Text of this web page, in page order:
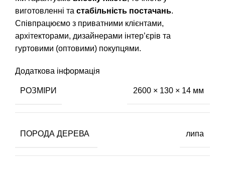
виготовленні та стабільність постачань.
Співпрацюємо з приватними клієнтами,
архітекторами, дизайнерами інтер’єрів та
гуртовими (оптовими) покупцями.
Додаткова інформація
РОЗМІРИ 2600 × 130 × 14 мм
ПОРОДА ДЕРЕВА липа